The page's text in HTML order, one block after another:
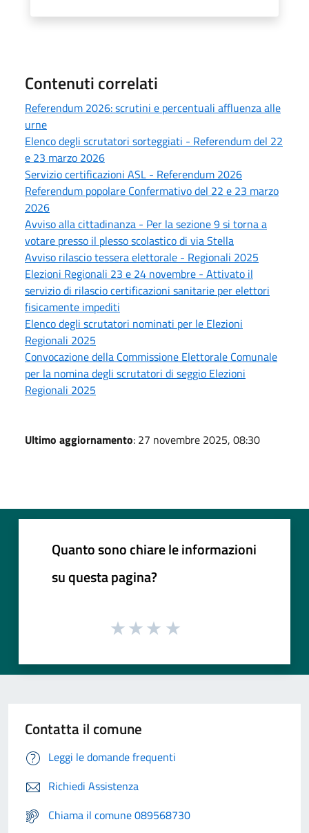
Contenuti correlati
Referendum 2026: scrutini e percentuali affluenza alle
urne
Elenco degli scrutatori sorteggiati - Referendum del 22
e 23 marzo 2026
Servizio certificazioni ASL - Referendum 2026
Referendum popolare Confermativo del 22 e 23 marzo
2026
Avviso alla cittadinanza - Per la sezione 9 si torna a
votare presso il plesso scolastico di via Stella
Avviso rilascio tessera elettorale - Regionali 2025
Elezioni Regionali 23 e 24 novembre - Attivato il
servizio di rilascio certificazioni sanitarie per elettori
fisicamente impediti
Elenco degli scrutatori nominati per le Elezioni
Regionali 2025
Convocazione della Commissione Elettorale Comunale
per la nomina degli scrutatori di seggio Elezioni
Regionali 2025
Ultimo aggiornamento: 27 novembre 2025, 08:30
Quanto sono chiare le informazioni
su questa pagina?
Contatta il comune
Leggi le domande frequenti
Richiedi Assistenza
Chiama il comune 089568730